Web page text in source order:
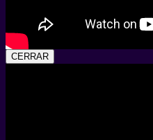
CERRAR